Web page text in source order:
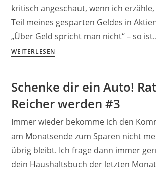
kritisch angeschaut, wenn ich
Teil meines gesparten Geldes in
„Über Geld spricht man nicht“ – so
WEITERLESEN
Wenn
Du
kannst,
dann
kannst
Du
Schenke dir ein Auto!
Reicher werden #3
Immer wieder bekomme ich den
am Monatsende zum Sparen nicht
übrig bleibt. Ich frage dann immer
dein Haushaltsbuch der letzten